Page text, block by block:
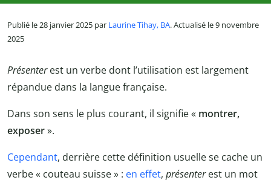
Publié le 28 janvier 2025 par Laurine Tihay, BA. Actualisé le 9 novembre
2025
Présenterest un verbe dont l’utilisation est largement
répandue dans la langue française.
Dans son sens le plus courant, il signifie « montrer,
exposer».
Cependant, derrière cette définition usuelle se cache un
verbe « couteau suisse » : en effet, présenterest un mot